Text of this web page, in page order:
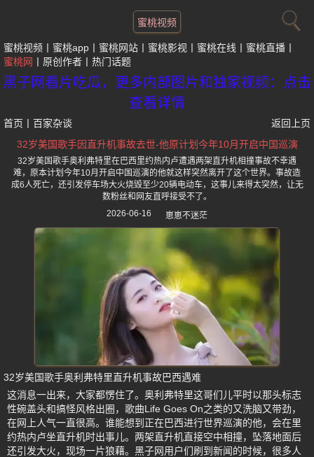
蜜桃视频
蜜桃视频 蜜桃app 蜜桃网站 蜜桃影视 蜜桃在线
蜜桃直播
蜜桃网
原创作者 热门话题
黑子网看片吃瓜，更多内部图片和独家视频：点击
查看详情
首页 百家杂谈
返回上页
32岁美国歌手因直升机事故去世-他原计划今年10月开启中国巡演
32岁美国歌手奥利弗特里在巴西里约热内卢遭遇两架直升机相撞事故不幸遇
难，原本计划今年10月开启中国巡演的他就这样突然离开了这个世界。事故造
成6人死亡，还引发停车场大火烧毁至少20辆电动车，这事儿来得太突然，让无
数粉丝和网友直呼接受不了。
2026-06-16
崽崽不迷茫
32岁美国歌手奥利弗特里直升机事故巴西遇难
这消息一出来，大家都愣住了。奥利弗特里这哥们儿平时以那头标志
性碗盖头和搞怪风格出圈，歌曲Life Goes On之类的又洗脑又带劲，
在网上人气一直很高。谁能想到正在巴西进行世界巡演的他，会在里
约热内卢坐直升机时出事儿。两架直升机直接空中相撞，坠落地面后
还引发大火，现场一片狼藉。黑子网用户们刷到新闻的时候，很多人